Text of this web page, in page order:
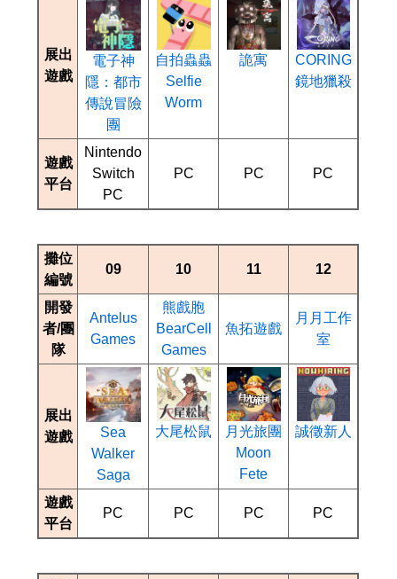
展出
遊戲
電子神
隱：都市
傳說冒險
團
自拍蟲蟲
Selfie
Worm
詭寓
CORING
鏡地獵殺
遊戲
平台
Nintendo
Switch
PC
PC PC PC
攤位
編號
09 10 11 12
開發
者/團
隊
Antelus
Games
熊戲胞
BearCell
Games
魚拓遊戲
月月工作
室
展出
遊戲
Sea
Walker
Saga
大尾松鼠
月光旅團
Moon
Fete
誠徵新人
遊戲
平台
PC PC PC PC